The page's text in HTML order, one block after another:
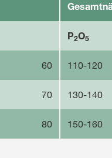
P2O5
60 110-120
70 130-140
80 150-160